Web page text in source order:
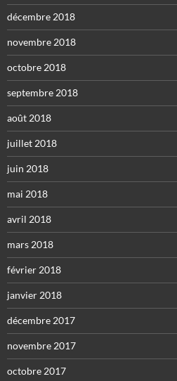
décembre 2018
novembre 2018
octobre 2018
septembre 2018
août 2018
juillet 2018
juin 2018
mai 2018
avril 2018
mars 2018
février 2018
janvier 2018
décembre 2017
novembre 2017
octobre 2017